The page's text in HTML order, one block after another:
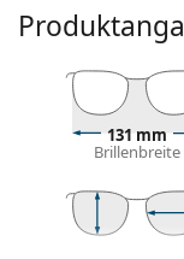
Sonnenbrille
Die graue
kühlen
dunkelblonden
ideale Wahl
oder
131 mm
Brillenbreite